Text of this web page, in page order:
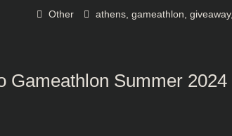
Other athens gameathlon giveaway,
Gameathlon Summer 2024